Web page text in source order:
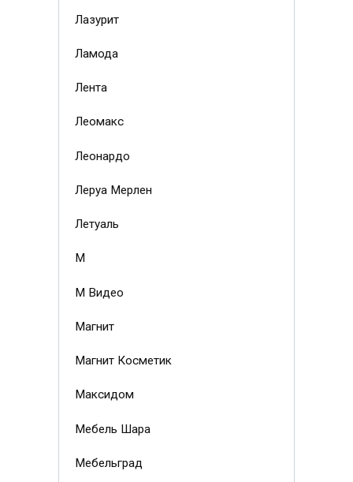
Лазурит
Ламода
Лента
Леомакс
Леонардо
Леруа Мерлен
Летуаль
М
М Видео
Магнит
Магнит Косметик
Максидом
Мебель Шара
Мебельград